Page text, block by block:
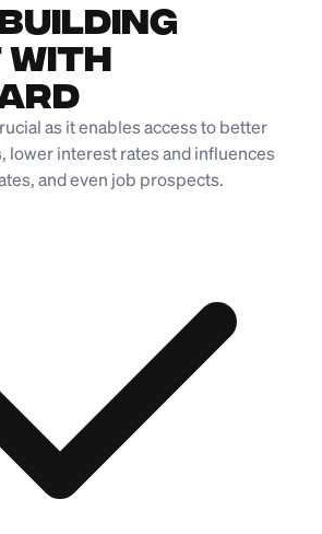
with
as it enables access to better
lower interest rates and influences
and even job prospects.